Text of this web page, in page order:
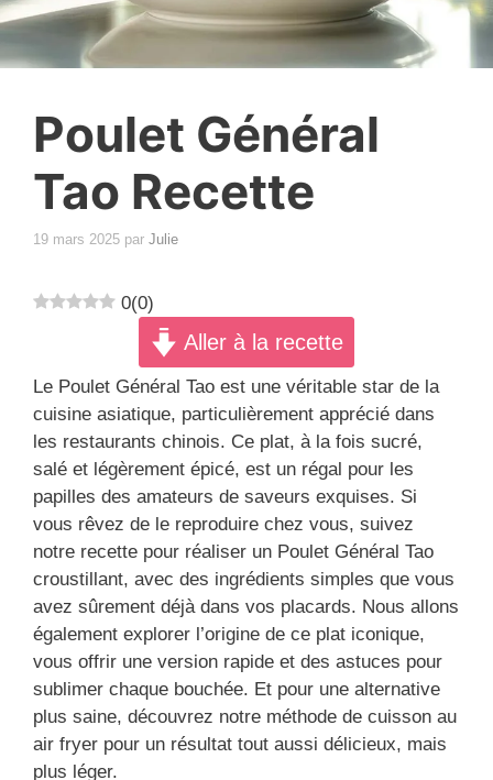
Poulet Général
Tao Recette
19 mars 2025 par Julie
0(0)
Aller à la recette
Le Poulet Général Tao est une véritable star de la
cuisine asiatique, particulièrement apprécié dans
les restaurants chinois. Ce plat, à la fois sucré,
salé et légèrement épicé, est un régal pour les
papilles des amateurs de saveurs exquises. Si
vous rêvez de le reproduire chez vous, suivez
notre recette pour réaliser un Poulet Général Tao
croustillant, avec des ingrédients simples que vous
avez sûrement déjà dans vos placards. Nous allons
également explorer l’origine de ce plat iconique,
vous offrir une version rapide et des astuces pour
sublimer chaque bouchée. Et pour une alternative
plus saine, découvrez notre méthode de cuisson au
air fryer pour un résultat tout aussi délicieux, mais
plus léger.